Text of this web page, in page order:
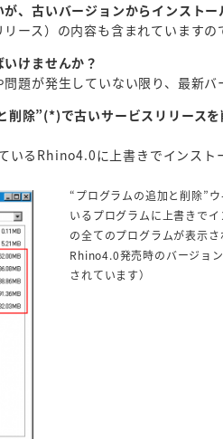
、古いバージョンからインストー
ース）の内容も含まれていますの
けませんか？
題が発生していない限り、最新バ
除”(*)で古いサービスリリースを
るRhino4.0に上書きでインスト
“プログラムの追加と削除”ウ
いるプログラムに上書きで
の全てのプログラムが表示さ
Rhino4.0発売時のバージョ
されています）